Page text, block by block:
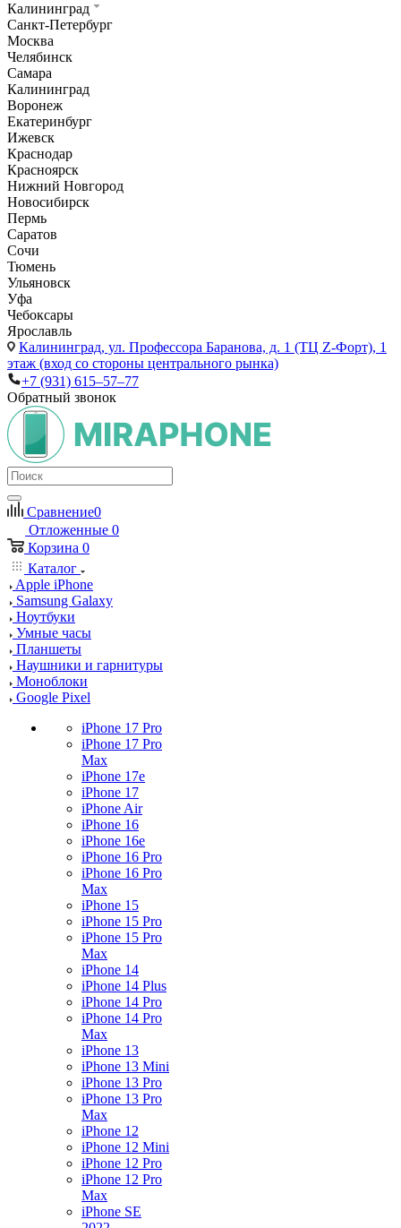
Калининград
Санкт-Петербург
Москва
Челябинск
Самара
Калининград
Воронеж
Екатеринбург
Ижевск
Краснодар
Красноярск
Нижний Новгород
Новосибирск
Пермь
Саратов
Сочи
Тюмень
Ульяновск
Уфа
Чебоксары
Ярославль
Калининград, ул. Профессора Баранова, д. 1 (ТЦ Z-Форт), 1
этаж (вход со стороны центрального рынка)
+7 (931) 615‒57‒77
Обратный звонок
Сравнение0
Отложенные 0
Корзина 0
Каталог
Apple iPhone
Samsung Galaxy
Ноутбуки
Умные часы
Планшеты
Наушники и гарнитуры
Моноблоки
Google Pixel
iPhone 17 Pro
iPhone 17 Pro
Max
iPhone 17e
iPhone 17
iPhone Air
iPhone 16
iPhone 16e
iPhone 16 Pro
iPhone 16 Pro
Max
iPhone 15
iPhone 15 Pro
iPhone 15 Pro
Max
iPhone 14
iPhone 14 Plus
iPhone 14 Pro
iPhone 14 Pro
Max
iPhone 13
iPhone 13 Mini
iPhone 13 Pro
iPhone 13 Pro
Max
iPhone 12
iPhone 12 Mini
iPhone 12 Pro
iPhone 12 Pro
Max
iPhone SE